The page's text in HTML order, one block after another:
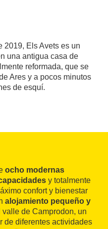
2019, Els Avets es un
una antigua casa de
reformada, que se
Ares y a pocos minutos
de esquí.
ocho modernas
y totalmente
confort y bienestar
alojamiento pequeño y
de Camprodon, un
de diferentes actividades